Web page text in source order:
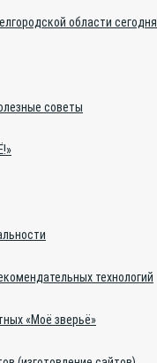
области сегодня
советы
технологий
«Моё зверьё»